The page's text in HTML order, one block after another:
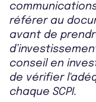
référer au
avant de
conseil en
de vérifier
chaque SCPI.